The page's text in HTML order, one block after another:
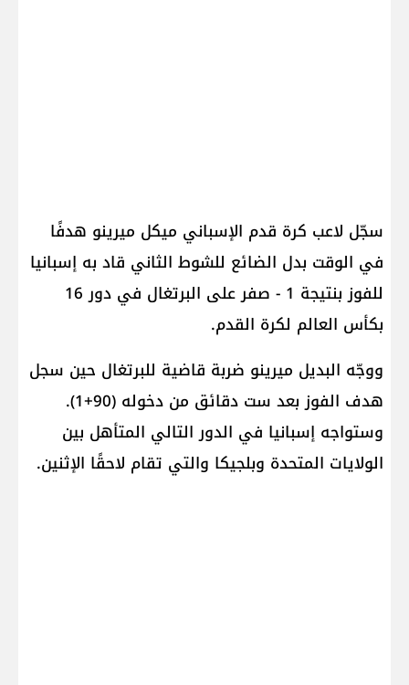
سجّل لاعب كرة قدم الإسباني ميكل ميرينو هدفًا
في الوقت ‌بدل الضائع للشوط الثاني ‌قاد ‌به إسبانيا
للفوز بنتيجة 1 - صفر على ‌البرتغال في دور ⁠16
‌بكأس العالم لكرة ⁠القدم.
ووجّه البديل ميرينو ضربة قاضية للبرتغال حين سجل
هدف الفوز بعد ست دقائق من دخوله (90+1).
وستواجه إسبانيا في الدور التالي المتأهل بين
الولايات المتحدة وبلجيكا والتي تقام لاحقًا الإثنين.